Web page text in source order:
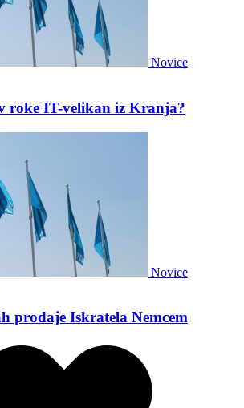
Novice
roke IT-velikan iz Kranja?
Novice
prodaje Iskratela Nemcem